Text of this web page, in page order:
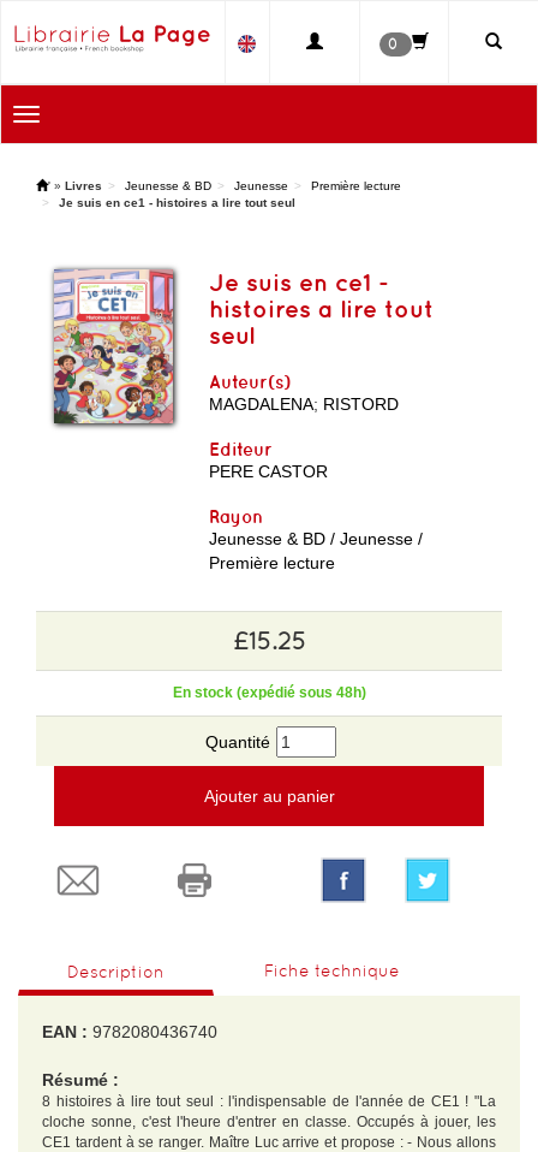
0
Toggle
navigation
' » Livres Jeunesse & BD Jeunesse
Première lecture
Je suis en ce1 - histoires a lire tout seul
Je suis en ce1 -
histoires a lire tout
seul
Auteur(s)
MAGDALENA; RISTORD
Editeur
PERE CASTOR
Rayon
Jeunesse & BD / Jeunesse /
Première lecture
£15.25
En stock (expédié sous 48h)
Quantité
Ajouter au panier
Description Fiche technique
EAN : 9782080436740
Résumé :
8 histoires à lire tout seul : l'indispensable de l'année de CE1 ! "La
cloche sonne, c'est l'heure d'entrer en classe. Occupés à jouer, les
CE1 tardent à se ranger. Maître Luc arrive et propose : - Nous allons